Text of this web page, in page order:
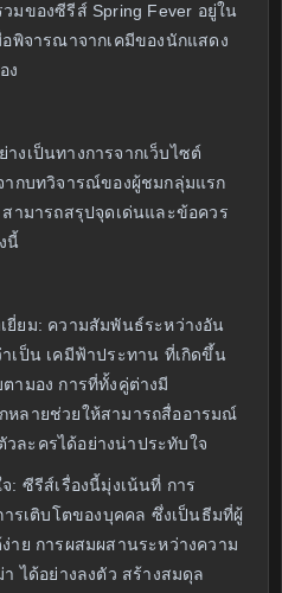
มของซีรีส์ Spring Fever อยู่ใน
พิจารณาจากเคมีของนักแสดง
ง
งเป็นทางการจากเว็บไซต์
ากบทวิจารณ์ของผู้ชมกลุ่มแรก
ามารถสรุปจุดเด่นและข้อควร
นี้
ยี่ยม: ความสัมพันธ์ระหว่างอัน
เป็น เคมีฟ้าประทาน ที่เกิดขึ้น
ามอง การที่ทั้งคู่ต่างมี
ลายช่วยให้สามารถสื่ออารมณ์
ละครได้อย่างน่าประทับใจ
: ซีรีส์เรื่องนี้มุ่งเน้นที่ การ
ารเติบโตของบุคคล ซึ่งเป็นธีมที่ผู้
าย การผสมผสานระหว่างความ
ได้อย่างลงตัว สร้างสมดุล